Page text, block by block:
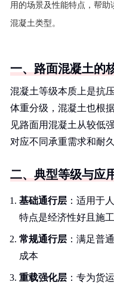
用的场景及性能特点，帮
混凝土类型。
一、路面混凝土的
混凝土等级本质上是抗
体重分级，混凝土也根
见路面用混凝土从较低
对应不同承重需求和耐久
二、典型等级与应
基础通行层 ：适用于
特点是经济性好且施
常规通行层 ：满足普
成本
重载强化层 ：专为货